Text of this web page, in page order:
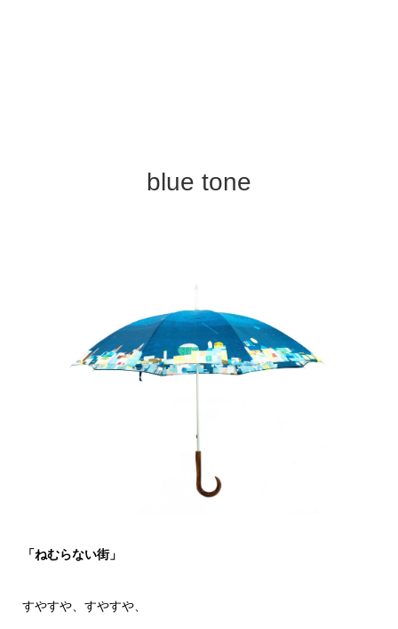
blue tone
「ねむらない街」
すやすや、すやすや、